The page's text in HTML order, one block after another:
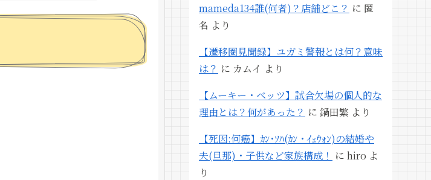
mameda134誰(何者)？店舗どこ？ に 匿
名 より
【遷移圏見聞録】ユガミ警報とは何？意味
は？ に カムイ より
【ムーキー・ベッツ】試合欠場の個人的な
理由とは？何があった？ に 鍋田繁 より
【死因:何癌】ｶﾝ･ｿﾊ(ｶﾝ・ｲｪｳｫﾝ)の結婚や
夫(旦那)・子供など家族構成！ に hiro よ
り